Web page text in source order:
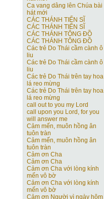
Ca vang dâng lên Chúa bài
hát mới
CÁC THÁNH TIẾN SĨ
CÁC THÁNH TIẾN SĨ
CÁC THÁNH TÔNG ĐỒ
CÁC THÁNH TÔNG ĐỒ
Các trẻ Do Thái cầm cành ô
liu
Các trẻ Do Thái cầm cành ô
liu
Các trẻ Do Thái trên tay hoa
lá reo mừng
Các trẻ Do Thái trên tay hoa
lá reo mừng
call out to you my Lord
call upon you Lord, for you
will answer me
Cảm mến, muôn hồng ân
tuôn tràn
Cảm mến, muôn hồng ân
tuôn tràn
Cảm ơn Cha
Cảm ơn Cha
Cảm ơn Cha với lòng kính
mến vô bờ
Cảm ơn Cha với lòng kính
mến vô bờ
Cảm ơn Người vì ngày hôm